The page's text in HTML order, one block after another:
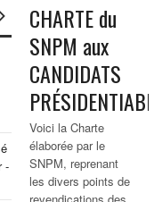
CHARTE du
SNPM aux
CANDIDATS
Voici la Charte
élaborée par le
SNPM, reprenant
les divers points de
revendications des
-